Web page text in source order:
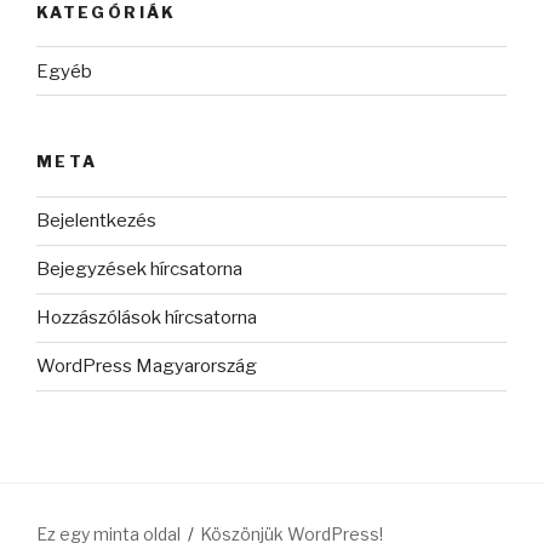
KATEGÓRIÁK
Egyéb
META
Bejelentkezés
Bejegyzések hírcsatorna
Hozzászólások hírcsatorna
WordPress Magyarország
Ez egy minta oldal Köszönjük WordPress!